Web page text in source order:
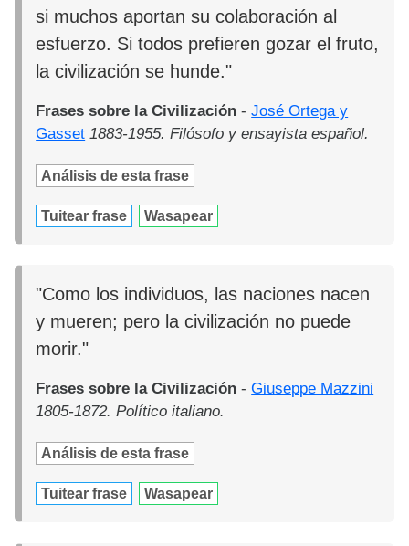
si muchos aportan su colaboración al
esfuerzo. Si todos prefieren gozar el fruto,
la civilización se hunde."
Frases sobre la Civilización -José Ortega y
Gasset 1883-1955. Filósofo y ensayista español.
Análisis de esta frase
Tuitear frase Wasapear
"Como los individuos, las naciones nacen
y mueren; pero la civilización no puede
morir."
Frases sobre la Civilización -Giuseppe Mazzini
1805-1872. Político italiano.
Análisis de esta frase
Tuitear frase Wasapear